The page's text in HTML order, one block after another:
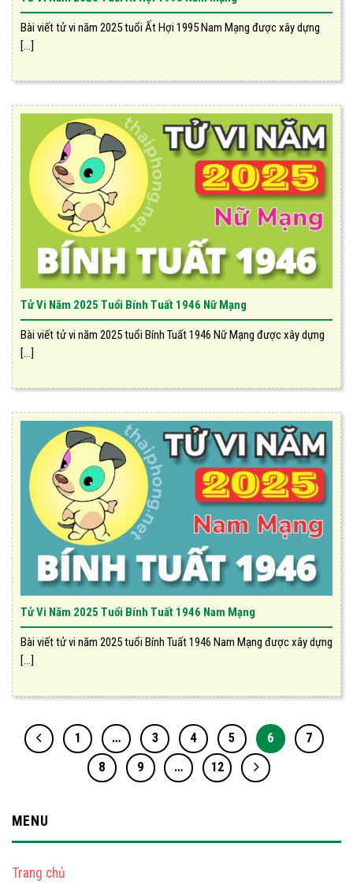
Bài viết tử vi năm 2025 tuổi Ất Hợi 1995 Nam Mạng được xây dựng
[...]
Tử Vi Năm 2025 Tuổi Bính Tuất 1946 Nữ Mạng
Bài viết tử vi năm 2025 tuổi Bính Tuất 1946 Nữ Mạng được xây dựng
[...]
Tử Vi Năm 2025 Tuổi Bính Tuất 1946 Nam Mạng
Bài viết tử vi năm 2025 tuổi Bính Tuất 1946 Nam Mạng được xây dựng
[...]
1 … 3 4 5 6
7
8
9 … 12
MENU
Trang chủ